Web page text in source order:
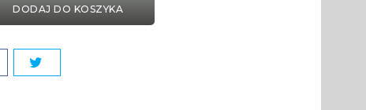
DODAJ DO KOSZYKA